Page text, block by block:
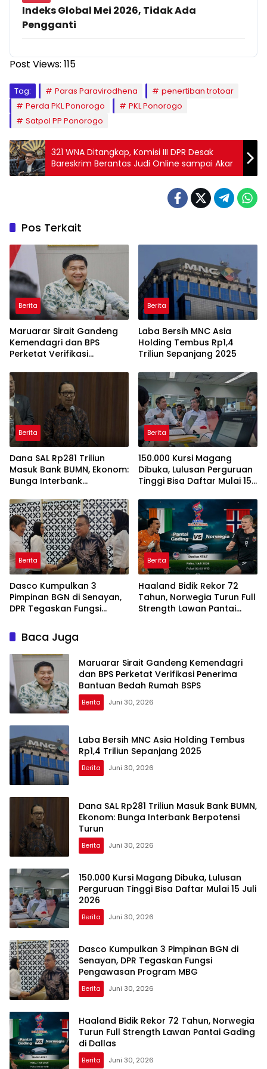
Indeks Global Mei 2026, Tidak Ada
Pengganti
Post Views: 115
Tag: Paras Paravirodhena
penertiban trotoar
Perda PKL Ponorogo
PKL Ponorogo
Satpol PP Ponorogo
321 WNA Ditangkap, Komisi III DPR Desak
Bareskrim Berantas Judi Online sampai Akar
Pos Terkait
Berita
Maruarar Sirait Gandeng
Kemendagri dan BPS
Perketat Verifikasi
Rumah BSPS
Berita
Laba Bersih MNC Asia
Holding Tembus Rp1,4
Triliun Sepanjang 2025
Berita
Dana SAL Rp281 Triliun
Masuk Bank BUMN, Ekonom:
Bunga Interbank
Berita
150.000 Kursi Magang
Dibuka, Lulusan Perguruan
Tinggi Bisa Daftar Mulai 15
Berita
Dasco Kumpulkan 3
Pimpinan BGN di Senayan,
DPR Tegaskan Fungsi
Berita
Haaland Bidik Rekor 72
Tahun, Norwegia Turun Full
Strength Lawan Pantai
Baca Juga
Maruarar Sirait Gandeng Kemendagri
dan BPS Perketat Verifikasi Penerima
Bantuan Bedah Rumah BSPS
Berita Juni 30, 2026
Laba Bersih MNC Asia Holding Tembus
Rp1,4 Triliun Sepanjang 2025
Berita Juni 30, 2026
Dana SAL Rp281 Triliun Masuk Bank BUMN,
Ekonom: Bunga Interbank Berpotensi
Turun
Berita Juni 30, 2026
150.000 Kursi Magang Dibuka, Lulusan
Perguruan Tinggi Bisa Daftar Mulai 15 Juli
2026
Berita Juni 30, 2026
Dasco Kumpulkan 3 Pimpinan BGN di
Senayan, DPR Tegaskan Fungsi
Pengawasan Program MBG
Berita Juni 30, 2026
Haaland Bidik Rekor 72 Tahun, Norwegia
Turun Full Strength Lawan Pantai Gading
di Dallas
Berita Juni 30, 2026